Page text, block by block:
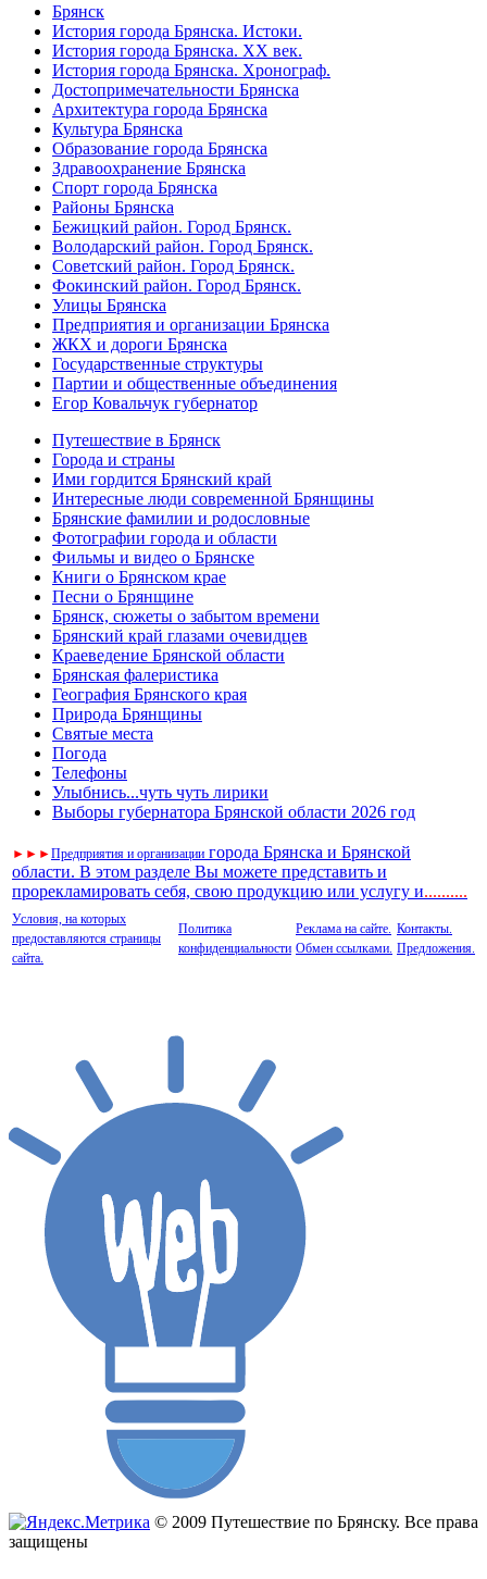
Брянск
История города Брянска. Истоки.
История города Брянска. XX век.
История города Брянска. Хронограф.
Достопримечательности Брянска
Архитектура города Брянска
Культура Брянска
Образование города Брянска
Здравоохранение Брянска
Спорт города Брянска
Районы Брянска
Бежицкий район. Город Брянск.
Володарский район. Город Брянск.
Советский район. Город Брянск.
Фокинский район. Город Брянск.
Улицы Брянска
Предприятия и организации Брянска
ЖКХ и дороги Брянска
Государственные структуры
Партии и общественные объединения
Егор Ковальчук губернатор
Путешествие в Брянск
Города и страны
Ими гордится Брянский край
Интересные люди современной Брянщины
Брянские фамилии и родословные
Фотографии города и области
Фильмы и видео о Брянске
Книги о Брянском крае
Песни о Брянщине
Брянск, сюжеты о забытом времени
Брянский край глазами очевидцев
Краеведение Брянской области
Брянская фалеристика
География Брянского края
Природа Брянщины
Святые места
Погода
Телефоны
Улыбнись...чуть чуть лирики
Выборы губернатора Брянской области 2026 год
► ► ►Предприятия и организации города Брянска и Брянской
области. В этом разделе Вы можете представить и
прорекламировать себя, свою продукцию или услугу и..........
Условия, на которых
предоставляются страницы
сайта.
Политика
конфиденциальности
Реклама на сайте.
Обмен ссылками.
Контакты.
Предложения.
© 2009 Путешествие по Брянску. Все права
защищены